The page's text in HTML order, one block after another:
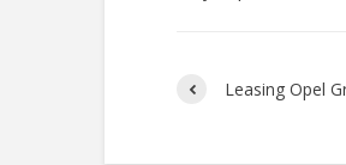
Leasing Opel